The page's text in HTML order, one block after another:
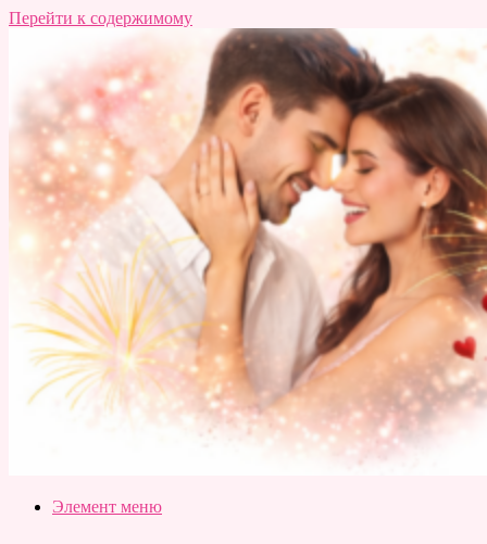
Перейти к содержимому
Slubovju.ru
Бесплатные
Элемент меню